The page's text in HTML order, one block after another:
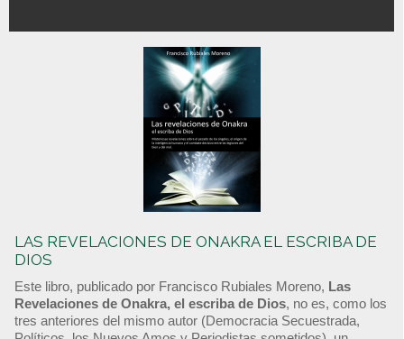
LAS REVELACIONES DE ONAKRA EL ESCRIBA DE
DIOS
Este libro, publicado por Francisco Rubiales Moreno, Las
Revelaciones de Onakra, el escriba de Dios, no es, como los
tres anteriores del mismo autor (Democracia Secuestrada,